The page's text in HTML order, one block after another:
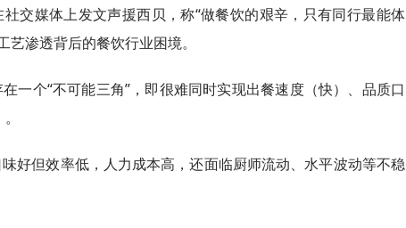
交媒体上发文声援西贝，称“做餐饮的艰辛，只有同行最能体
渗透背后的餐饮行业困境。
一个“不可能三角”，即很难同时实现出餐速度（快）、品质口
好但效率低，人力成本高，还面临厨师流动、水平波动等不稳